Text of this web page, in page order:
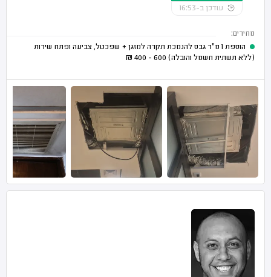
עודכן ב-16:53
מחירים:
הוספת 1 מ"ר גבס להנמכת תקרה למזגן + שפכטל, צביעה ופתח שירות
(ללא תשתית חשמל והובלה) 600 - 400
₪